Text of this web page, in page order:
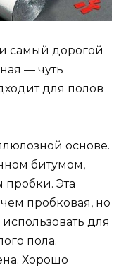
самый дорогой
— чуть
для полов
основе.
битумом,
Эта
пробковая, но
для
пола.
Хорошо